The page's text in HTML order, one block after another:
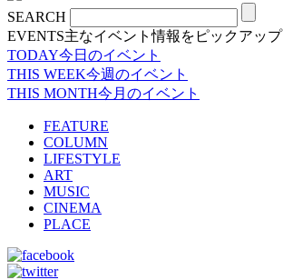
SEARCH
EVENTS主なイベント情報をピックアップ
TODAY今日のイベント
THIS WEEK今週のイベント
THIS MONTH今月のイベント
FEATURE
COLUMN
LIFESTYLE
ART
MUSIC
CINEMA
PLACE